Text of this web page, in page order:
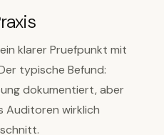
klarer Pruefpunkt mit
typische Befund:
dokumentiert, aber
Auditoren wirklich